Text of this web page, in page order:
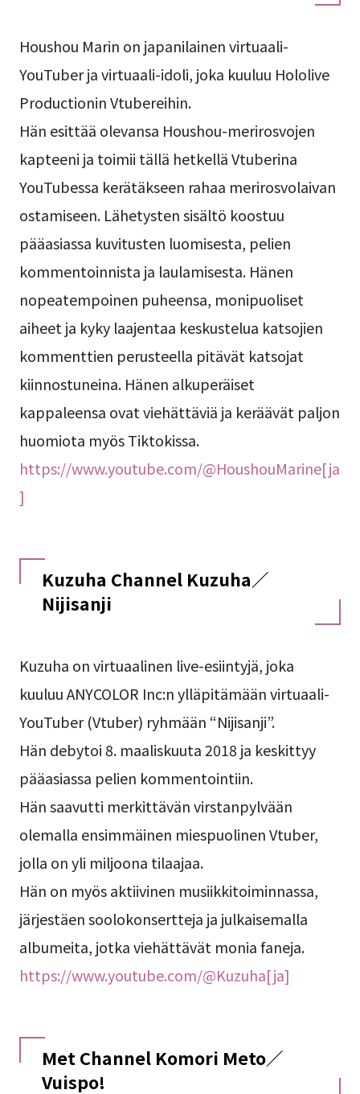
Houshou Marin on japanilainen virtuaali-
YouTuber ja virtuaali-idoli, joka kuuluu Hololive
Productionin Vtubereihin.
Hän esittää olevansa Houshou-merirosvojen
kapteeni ja toimii tällä hetkellä Vtuberina
YouTubessa kerätäkseen rahaa merirosvolaivan
ostamiseen. Lähetysten sisältö koostuu
pääasiassa kuvitusten luomisesta, pelien
kommentoinnista ja laulamisesta. Hänen
nopeatempoinen puheensa, monipuoliset
aiheet ja kyky laajentaa keskustelua katsojien
kommenttien perusteella pitävät katsojat
kiinnostuneina. Hänen alkuperäiset
kappaleensa ovat viehättäviä ja keräävät paljon
huomiota myös Tiktokissa.
https://www.youtube.com/@HoushouMarine[ja
]
Kuzuha Channel Kuzuha／
Nijisanji
Kuzuha on virtuaalinen live-esiintyjä, joka
kuuluu ANYCOLOR Inc:n ylläpitämään virtuaali-
YouTuber (Vtuber) ryhmään “Nijisanji”.
Hän debytoi 8. maaliskuuta 2018 ja keskittyy
pääasiassa pelien kommentointiin.
Hän saavutti merkittävän virstanpylvään
olemalla ensimmäinen miespuolinen Vtuber,
jolla on yli miljoona tilaajaa.
Hän on myös aktiivinen musiikkitoiminnassa,
järjestäen soolokonsertteja ja julkaisemalla
albumeita, jotka viehättävät monia faneja.
https://www.youtube.com/@Kuzuha[ja]
Met Channel Komori Meto／
Vuispo!